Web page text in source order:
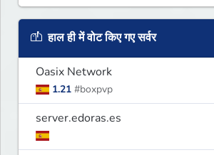
हाल ही में वोट किए गए सर्वर
Oasix Network
1.21 #boxpvp
server.edoras.es